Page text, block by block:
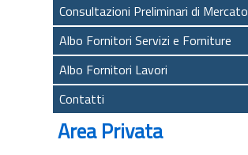
Consultazioni Preliminari di Mercato
Albo Fornitori Servizi e Forniture
Albo Fornitori Lavori
Contatti
Area Privata